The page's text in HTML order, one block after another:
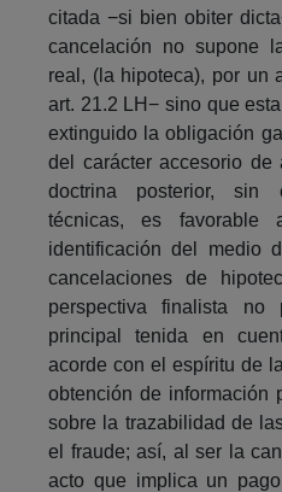
citada −si bien obiter
cancelación no supone
real, (la hipoteca), por un
art. 21.2 LH− sino que
extinguido la obligación
del carácter accesorio de
doctrina posterior, sin
técnicas, es
identificación del medio
cancelaciones de
perspectiva finalista
principal tenida en
acorde con el espíritu de
obtención de información
sobre la trazabilidad de
el fraude; así, al ser la
acto que implica un